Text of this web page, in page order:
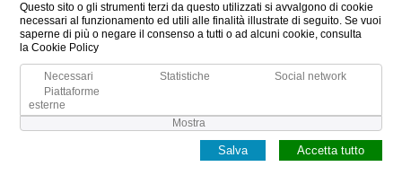
CATEGORIE
INFORMAZIONI
IL MIO ACCOUNT
Questo sito o gli strumenti terzi da questo utilizzati si avvalgono di cookie
necessari al funzionamento ed utili alle finalità illustrate di seguito. Se vuoi
saperne di più o negare il consenso a tutti o ad alcuni cookie, consulta
la Cookie Policy
Necessari Statistiche
Social network
Piattaforme
esterne
Mostra
Accetta tutto
Salva